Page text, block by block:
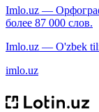
Imlo.uz —
более 87 000 слов.
Imlo.uz — O'zbek
imlo.uz